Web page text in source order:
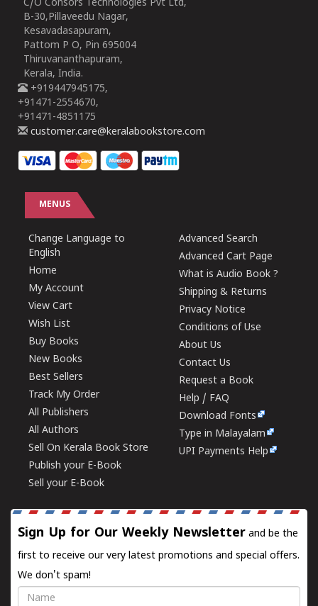
C/O Consors Technologies Pvt Ltd,
B-30,Pillaveedu Nagar,
Kesavadasapuram,
Pattom P O, Pin 695004
Thiruvananthapuram,
Kerala, India.
+919447945175,
+91471-2554670,
+91471-4851175
customer.care@keralabookstore.com
MENUS
Change Language to
English
Home
My Account
View Cart
Wish List
Buy Books
New Books
Best Sellers
Track My Order
All Publishers
All Authors
Sell On Kerala Book Store
Publish your E-Book
Sell your E-Book
Advanced Search
Advanced Cart Page
What is Audio Book ?
Shipping & Returns
Privacy Notice
Conditions of Use
About Us
Contact Us
Request a Book
Help / FAQ
Download Fonts
Type in Malayalam
UPI Payments Help
Sign Up for Our Weekly Newsletter and be the
first to receive our very latest promotions and special offers.
We don't spam!
Name